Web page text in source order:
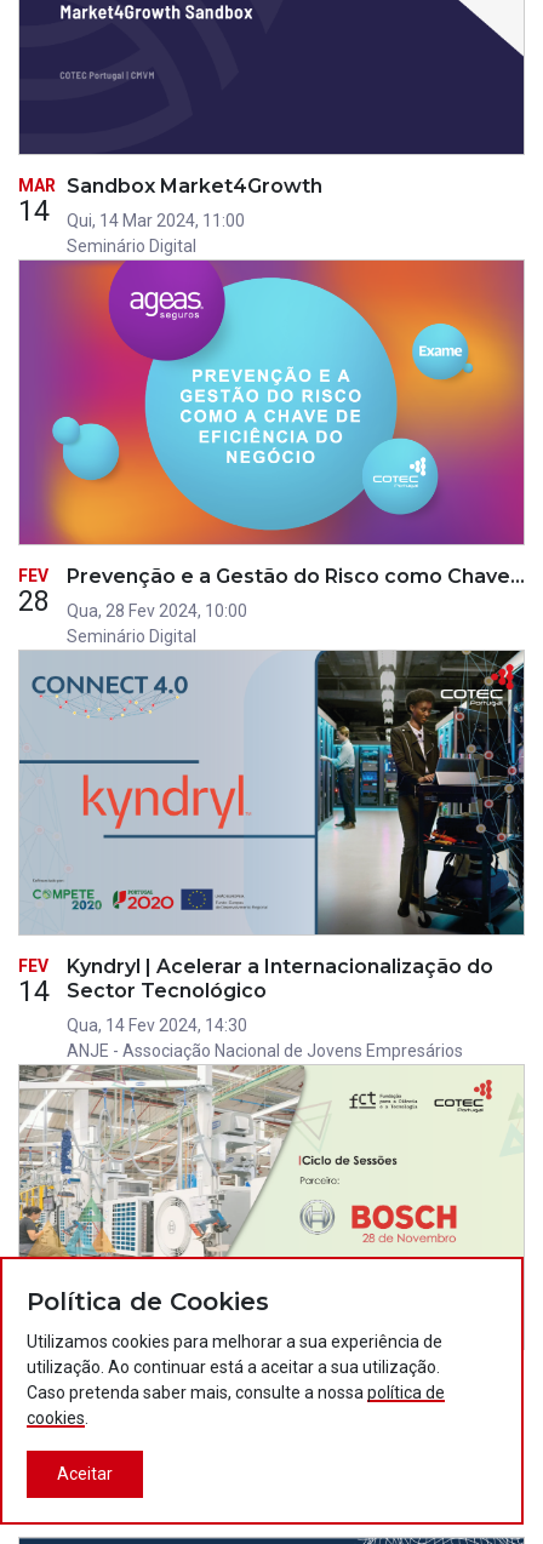
MAR
14
Sandbox Market4Growth
Qui, 14 Mar 2024, 11:00
Seminário Digital
FEV
28
Prevenção e a Gestão do Risco como Chave…
Qua, 28 Fev 2024, 10:00
Seminário Digital
FEV
14
Kyndryl | Acelerar a Internacionalização do
Sector Tecnológico
Qua, 14 Fev 2024, 14:30
ANJE - Associação Nacional de Jovens Empresários
NOV
28
Bosch | Doutorandos e Doutorados em
Ambiente Empresarial
Centro de Engenharia de Aveiro
Política de Cookies
Utilizamos cookies para melhorar a sua experiência de
utilização. Ao continuar está a aceitar a sua utilização.
Caso pretenda saber mais, consulte a nossa política de
cookies
Aceitar